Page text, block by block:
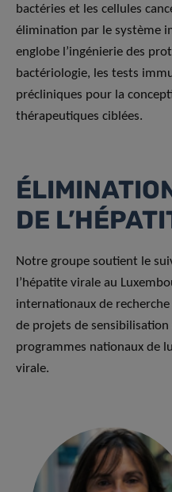
bactéries et les cellules
élimination par le système
englobe l’ingénierie des
bactériologie, les tests
précliniques pour la
thérapeutiques ciblées.
DE
Notre groupe soutient le
l’hépatite virale au
internationaux de
de projets de sensibilisation
programmes nationaux de
virale.